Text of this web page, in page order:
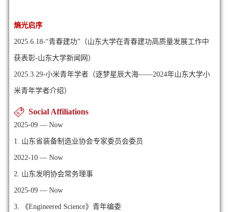
熵光启序
2025.6.18-“青春建功”（山东大学在青春建功高质量发展工作中
获表彰-山东大学新闻网 ）
2025.3.29-小米青年学者（逐梦星辰大海——2024年山东大学小
米青年学者介绍）
Social Affiliations
2025-09 — Now
1. 山东省装备制造业协会专家委员会委员
2022-10 — Now
2. 山东发明协会常务理事
2025-09 — Now
3. 《Engineered Science》青年编委